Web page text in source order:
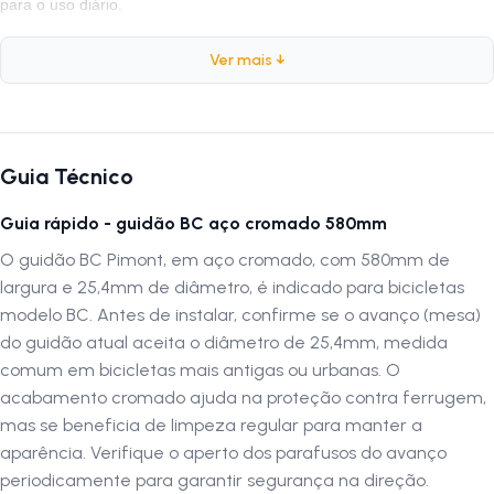
para o uso diário.
Peso:500 gramas
Medida:580mm
Diâmetro:25,4mm
Tipo:Guidão Expandido
Por que escolher o Guidão BC Pimont
Guidão BC Pimont
é ideal para quem busca um guidão resistente
e de alta performance. Seu material em aço cromado proporciona
durabilidade superior, enquanto a medida de 580mm oferece o
controle necessário durante as pedaladas. A configuração expandida
garante estabilidade adicional, tornando-o perfeito para manobras
Ver mais ↓
Guia Técnico
Guia rápido - guidão BC aço cromado 580mm
O guidão BC Pimont, em aço cromado, com 580mm de
largura e 25,4mm de diâmetro, é indicado para bicicletas
modelo BC. Antes de instalar, confirme se o avanço (mesa)
do guidão atual aceita o diâmetro de 25,4mm, medida
comum em bicicletas mais antigas ou urbanas. O
acabamento cromado ajuda na proteção contra ferrugem,
mas se beneficia de limpeza regular para manter a
aparência. Verifique o aperto dos parafusos do avanço
periodicamente para garantir segurança na direção.